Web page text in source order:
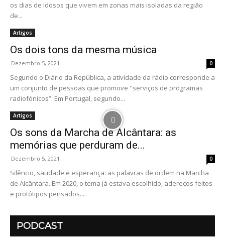
os dias de idosos que vivem em zonas mais isoladas da região
de...
Artigos
Os dois tons da mesma música
Dezembro 5, 2021 0
Segundo o Diário da República, a atividade da rádio corresponde a
um conjunto de pessoas que promove "serviços de programas
radiofónicos”. Em Portugal, segundo...
Artigos
Os sons da Marcha de Alcântara: as
memórias que perduram de...
Dezembro 5, 2021 0
Silêncio, saudade e esperança: as palavras de ordem na Marcha
de Alcântara. Em 2020, o tema já estava escolhido, adereços feitos
e protótipos pensados....
PODCAST